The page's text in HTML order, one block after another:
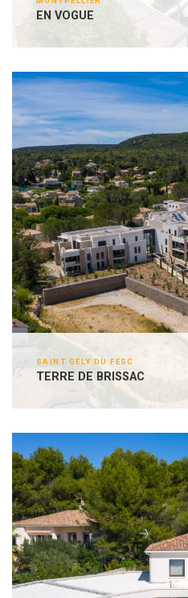
EN VOGUE
SAINT GÉLY DU FESC
TERRE DE BRISSAC